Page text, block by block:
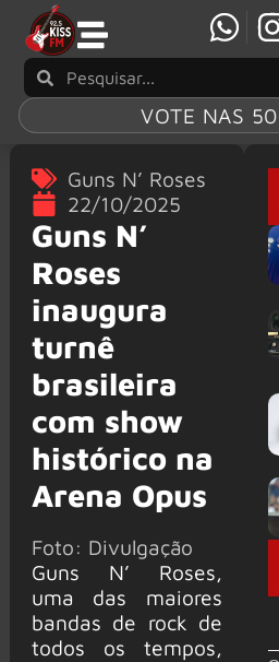
VOTE NAS
Guns N’ Roses
22/10/2025
Guns N’
Roses
inaugura
turnê
brasileira
com show
histórico na
Arena Opus
Foto: Divulgação
Guns N’ Roses,
uma das maiores
bandas de rock de
todos os tempos,